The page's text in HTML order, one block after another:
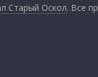
Старый Оскол. Все